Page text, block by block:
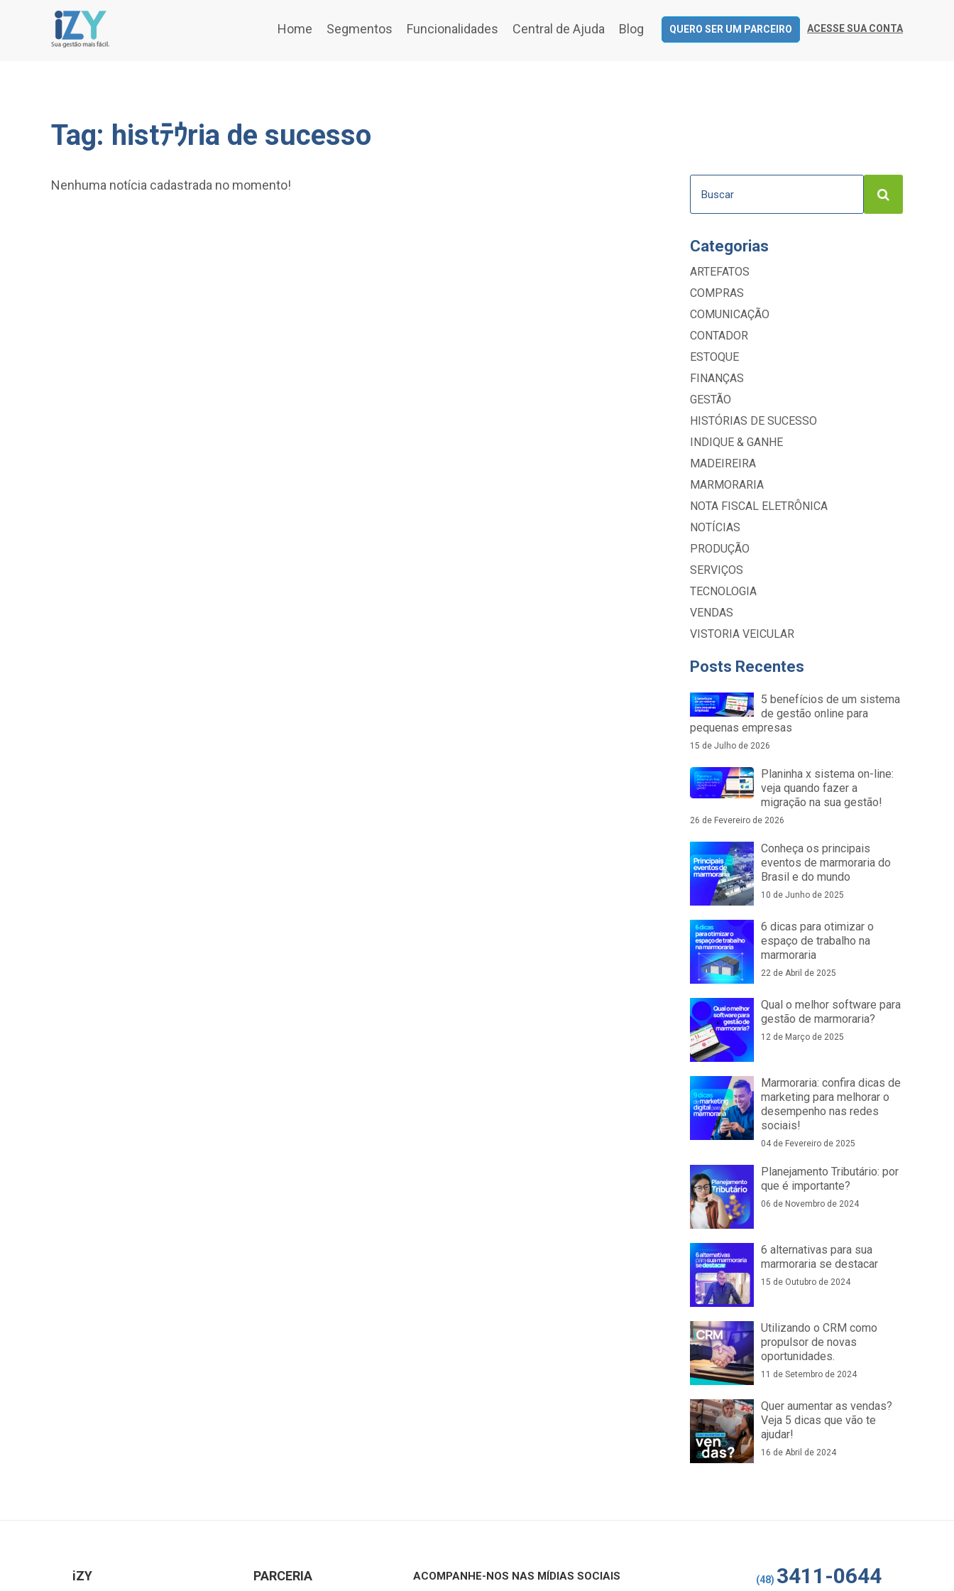
Home Segmentos Funcionalidades Central de Ajuda Blog QUERO SER UM PARCEIRO ACESSE SUA CONTA
Tag: histﾃｳria de sucesso
Nenhuma notícia cadastrada no momento!
Categorias
ARTEFATOS
COMPRAS
COMUNICAÇÃO
CONTADOR
ESTOQUE
FINANÇAS
GESTÃO
HISTÓRIAS DE SUCESSO
INDIQUE & GANHE
MADEIREIRA
MARMORARIA
NOTA FISCAL ELETRÔNICA
NOTÍCIAS
PRODUÇÃO
SERVIÇOS
TECNOLOGIA
VENDAS
VISTORIA VEICULAR
Posts Recentes
5 benefícios de um sistema
de gestão online para
pequenas empresas
15 de Julho de 2026
Planinha x sistema on-line:
veja quando fazer a
migração na sua gestão!
26 de Fevereiro de 2026
Conheça os principais
eventos de marmoraria do
Brasil e do mundo
10 de Junho de 2025
6 dicas para otimizar o
espaço de trabalho na
marmoraria
22 de Abril de 2025
Qual o melhor software para
gestão de marmoraria?
12 de Março de 2025
Marmoraria: confira dicas de
marketing para melhorar o
desempenho nas redes
sociais!
04 de Fevereiro de 2025
Planejamento Tributário: por
que é importante?
06 de Novembro de 2024
6 alternativas para sua
marmoraria se destacar
15 de Outubro de 2024
Utilizando o CRM como
propulsor de novas
oportunidades.
11 de Setembro de 2024
Quer aumentar as vendas?
Veja 5 dicas que vão te
ajudar!
16 de Abril de 2024
iZY PARCERIA ACOMPANHE-NOS NAS MÍDIAS SOCIAIS (48) 3411-0644